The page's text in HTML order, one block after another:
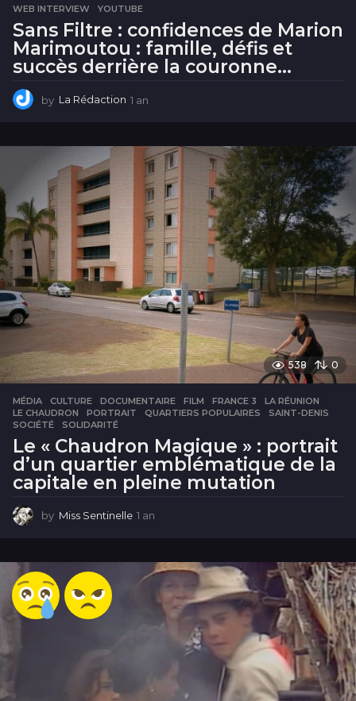
WEB INTERVIEW
,YOUTUBE
Sans Filtre : confidences de Marion
Marimoutou : famille, défis et
succès derrière la couronne…
by La Rédaction 1 an
538 0
MÉDIA CULTURE ,DOCUMENTAIRE ,FILM ,FRANCE 3 ,LA RÉUNION
LE CHAUDRON
,PORTRAIT ,QUARTIERS POPULAIRES ,SAINT-DENIS
SOCIÉTÉ
,SOLIDARITÉ
Le « Chaudron Magique » : portrait
d’un quartier emblématique de la
capitale en pleine mutation
by Miss Sentinelle 1 an